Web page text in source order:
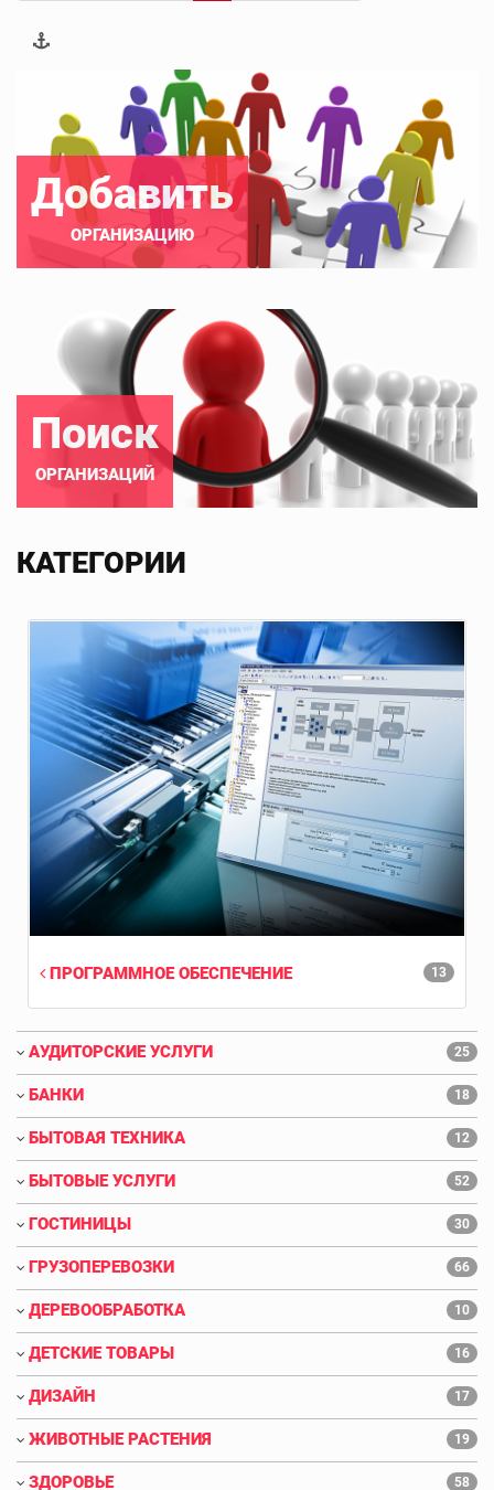
Добавить
ОРГАНИЗАЦИЮ
Поиск
ОРГАНИЗАЦИЙ
КАТЕГОРИИ
13
ПРОГРАММНОЕ ОБЕСПЕЧЕНИЕ
АУДИТОРСКИЕ УСЛУГИ 25
БАНКИ 18
БЫТОВАЯ ТЕХНИКА 12
БЫТОВЫЕ УСЛУГИ 52
ГОСТИНИЦЫ 30
ГРУЗОПЕРЕВОЗКИ 66
ДЕРЕВООБРАБОТКА 10
ДЕТСКИЕ ТОВАРЫ 16
ДИЗАЙН 17
ЖИВОТНЫЕ РАСТЕНИЯ 19
ЗДОРОВЬЕ 58